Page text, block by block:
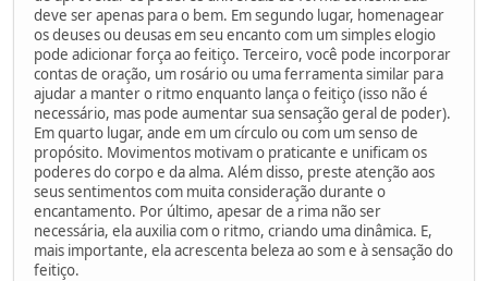
deve ser apenas para o bem. Em segundo lugar, homenagear
os deuses ou deusas em seu encanto com um simples elogio
pode adicionar força ao feitiço. Terceiro, você pode incorporar
contas de oração, um rosário ou uma ferramenta similar para
ajudar a manter o ritmo enquanto lança o feitiço (isso não é
necessário, mas pode aumentar sua sensação geral de poder).
Em quarto lugar, ande em um círculo ou com um senso de
propósito. Movimentos motivam o praticante e unificam os
poderes do corpo e da alma. Além disso, preste atenção aos
seus sentimentos com muita consideração durante o
encantamento. Por último, apesar de a rima não ser
necessária, ela auxilia com o ritmo, criando uma dinâmica. E,
mais importante, ela acrescenta beleza ao som e à sensação do
feitiço.